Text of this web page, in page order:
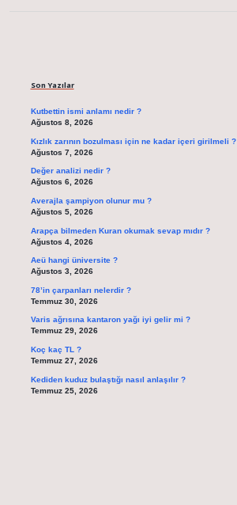
Son Yazılar
Kutbettin ismi anlamı nedir ?
Ağustos 8, 2026
Kızlık zarının bozulması için ne kadar içeri girilmeli ?
Ağustos 7, 2026
Değer analizi nedir ?
Ağustos 6, 2026
Averajla şampiyon olunur mu ?
Ağustos 5, 2026
Arapça bilmeden Kuran okumak sevap mıdır ?
Ağustos 4, 2026
Aeü hangi üniversite ?
Ağustos 3, 2026
78’in çarpanları nelerdir ?
Temmuz 30, 2026
Varis ağrısına kantaron yağı iyi gelir mi ?
Temmuz 29, 2026
Koç kaç TL ?
Temmuz 27, 2026
Kediden kuduz bulaştığı nasıl anlaşılır ?
Temmuz 25, 2026